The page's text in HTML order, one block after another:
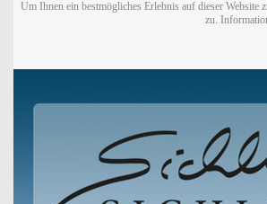
Um Ihnen ein bestmögliches Erlebnis auf dieser
zu.